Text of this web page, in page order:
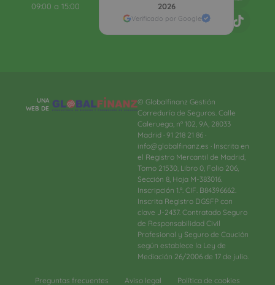
2026
Verificado por Google
09:00 a 15:00
UNA
WEB DE
© Globalfinanz Gestión
Correduría de Seguros. Calle
Caleruega, nº 102, 9A, 28033
Madrid · 91 218 21 86 ·
info@globalfinanz.es · Inscrita en
el Registro Mercantil de Madrid,
Tomo 21530, Libro 0, Folio 206,
Sección 8, Hoja M-383016.
Inscripción 1.ª. CIF. B84396662.
Inscrita Registro DGSFP con
clave J-2437. Contratado Seguro
de Responsabilidad Civil
Profesional y Seguro de Caución
según establece la Ley de
Mediación 26/2006 de 17 de julio.
Preguntas frecuentes Aviso legal Política de cookies